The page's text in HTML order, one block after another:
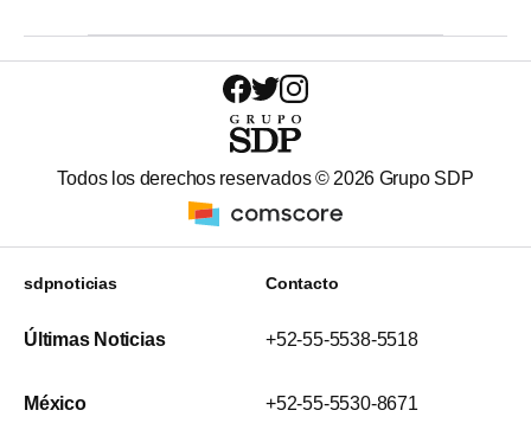
Todos los derechos reservados © 2026 Grupo SDP
sdpnoticias
Últimas Noticias
México
Contacto
+52-55-5538-5518
+52-55-5530-8671